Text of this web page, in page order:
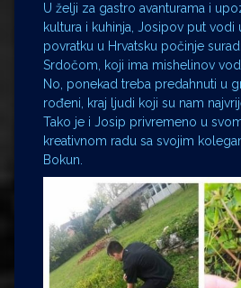
U želji za gastro avanturama i
kultura i kuhinja, Josipov put vodi
povratku u Hrvatsku počinje
Srdočom, koji ima mishelinov
No, ponekad treba predahnuti u
rođeni, kraj ljudi koji su nam
Tako je i Josip privremeno u
kreativnom radu sa svojim
Bokun.